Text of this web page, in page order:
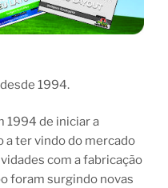
1994.
1994 de iniciar a
a ter vindo do mercado
com a fabricação
foram surgindo novas